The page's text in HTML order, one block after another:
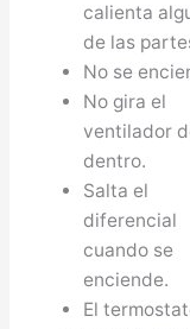
calienta
de las
No se
No gira el
ventilador
dentro.
Salta el
diferencial
cuando se
enciende.
El